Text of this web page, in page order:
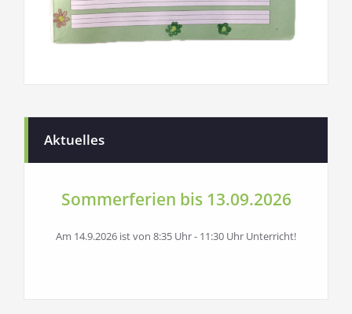
Aktuelles
Sommerferien bis 13.09.2026
Am 14.9.2026 ist von 8:35 Uhr - 11:30 Uhr Unterricht!